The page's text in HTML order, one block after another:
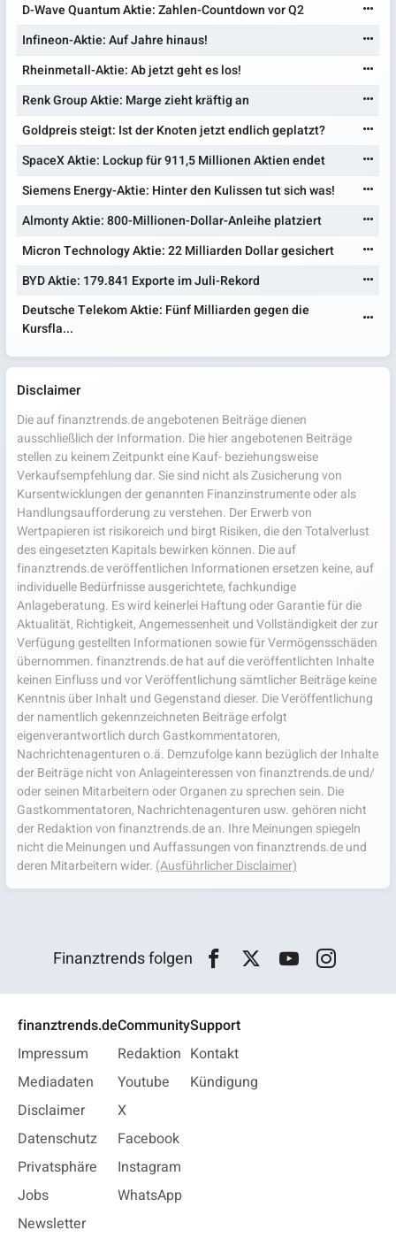
D-Wave Quantum Aktie: Zahlen-Countdown vor Q2
Infineon-Aktie: Auf Jahre hinaus!
Rheinmetall-Aktie: Ab jetzt geht es los!
Renk Group Aktie: Marge zieht kräftig an
Goldpreis steigt: Ist der Knoten jetzt endlich geplatzt?
SpaceX Aktie: Lockup für 911,5 Millionen Aktien endet
Siemens Energy-Aktie: Hinter den Kulissen tut sich was!
Almonty Aktie: 800-Millionen-Dollar-Anleihe platziert
Micron Technology Aktie: 22 Milliarden Dollar gesichert
BYD Aktie: 179.841 Exporte im Juli-Rekord
Deutsche Telekom Aktie: Fünf Milliarden gegen die
Kursfla...
Disclaimer
Die auf finanztrends.de angebotenen Beiträge dienen
ausschließlich der Information. Die hier angebotenen Beiträge
stellen zu keinem Zeitpunkt eine Kauf- beziehungsweise
Verkaufsempfehlung dar. Sie sind nicht als Zusicherung von
Kursentwicklungen der genannten Finanzinstrumente oder als
Handlungsaufforderung zu verstehen. Der Erwerb von
Wertpapieren ist risikoreich und birgt Risiken, die den Totalverlust
des eingesetzten Kapitals bewirken können. Die auf
finanztrends.de veröffentlichen Informationen ersetzen keine, auf
individuelle Bedürfnisse ausgerichtete, fachkundige
Anlageberatung. Es wird keinerlei Haftung oder Garantie für die
Aktualität, Richtigkeit, Angemessenheit und Vollständigkeit der zur
Verfügung gestellten Informationen sowie für Vermögensschäden
übernommen. finanztrends.de hat auf die veröffentlichten Inhalte
keinen Einfluss und vor Veröffentlichung sämtlicher Beiträge keine
Kenntnis über Inhalt und Gegenstand dieser. Die Veröffentlichung
der namentlich gekennzeichneten Beiträge erfolgt
eigenverantwortlich durch Gastkommentatoren,
Nachrichtenagenturen o.ä. Demzufolge kann bezüglich der Inhalte
der Beiträge nicht von Anlageinteressen von finanztrends.de und/
oder seinen Mitarbeitern oder Organen zu sprechen sein. Die
Gastkommentatoren, Nachrichtenagenturen usw. gehören nicht
der Redaktion von finanztrends.de an. Ihre Meinungen spiegeln
nicht die Meinungen und Auffassungen von finanztrends.de und
deren Mitarbeitern wider. (Ausführlicher Disclaimer)
Finanztrends folgen
finanztrends.de
Impressum
Mediadaten
Disclaimer
Datenschutz
Privatsphäre
Jobs
Newsletter
Community
Redaktion
Youtube
X
Facebook
Instagram
WhatsApp
Support
Kontakt
Kündigung